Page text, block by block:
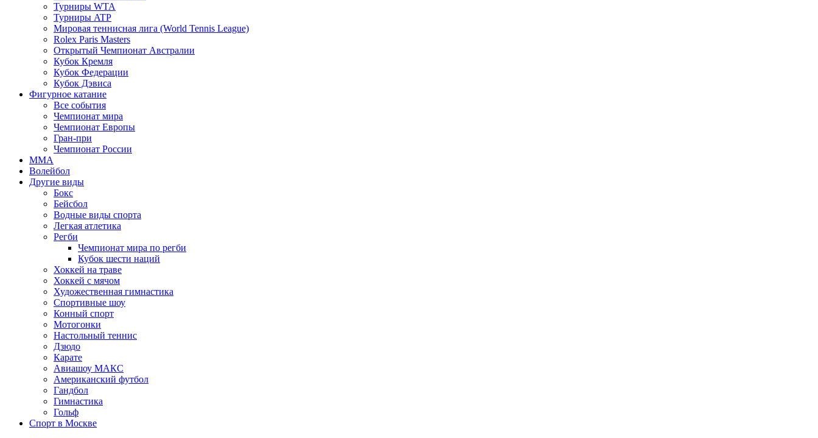
Турниры WTA
Турниры ATP
Мировая теннисная лига (World Tennis League)
Rolex Paris Masters
Открытый Чемпионат Австралии
Кубок Кремля
Кубок Федерации
Кубок Дэвиса
Фигурное катание
Все события
Чемпионат мира
Чемпионат Европы
Гран-при
Чемпионат России
MMA
Волейбол
Другие виды
Бокс
Бейсбол
Водные виды спорта
Легкая атлетика
Регби
Чемпионат мира по регби
Кубок шести наций
Хоккей на траве
Хоккей с мячом
Художественная гимнастика
Спортивные шоу
Конный спорт
Мотогонки
Настольный теннис
Дзюдо
Карате
Авиашоу МАКС
Американский футбол
Гандбол
Гимнастика
Гольф
Спорт в Москве